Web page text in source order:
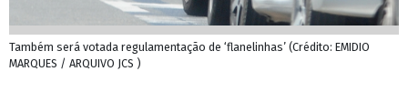
Também será votada regulamentação de ‘flanelinhas’ (Crédito: EMIDIO
MARQUES / ARQUIVO JCS )